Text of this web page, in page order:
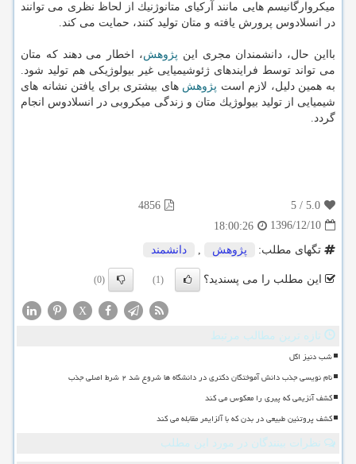
میكروارگانیسم هایی مانند آركیای متانوژنیك از لحاظ نظری می توانند
در انسلادوس پرورش یافته و متان تولید كنند، حمایت می كند.
بااین حال، دانشمندان مجری این پژوهش، اخطار می دهند كه متان
می تواند توسط فرایندهای ژئوشیمیایی غیر بیولوژیكی هم تولید شود.
به همین دلیل، لازم است پژوهش های بیشتری برای یافتن نشانه های
شیمیایی از تولید بیولوژیك متان و زندگی میكروبی در انسلادوس انجام
گردد.
5.0
/
5
4856
1396/12/10
18:00:26
تگهای مطلب:
پژوهش دانشمند
این مطلب را می پسندید؟ (1)
(0)
X
تازه ترین مطالب مرتبط
شب دنیز اگل
نام نویسی جذب دانش آموختگان دکتری در دانشگاه ها شروع شد ۲ شرط اصلی جذب
کشف آنزیمی که پیری را معکوس می کند
کشف پروتئین طبیعی در بدن که با آلزایمر مقابله می کند
نظرات بینندگان در مورد این مطلب